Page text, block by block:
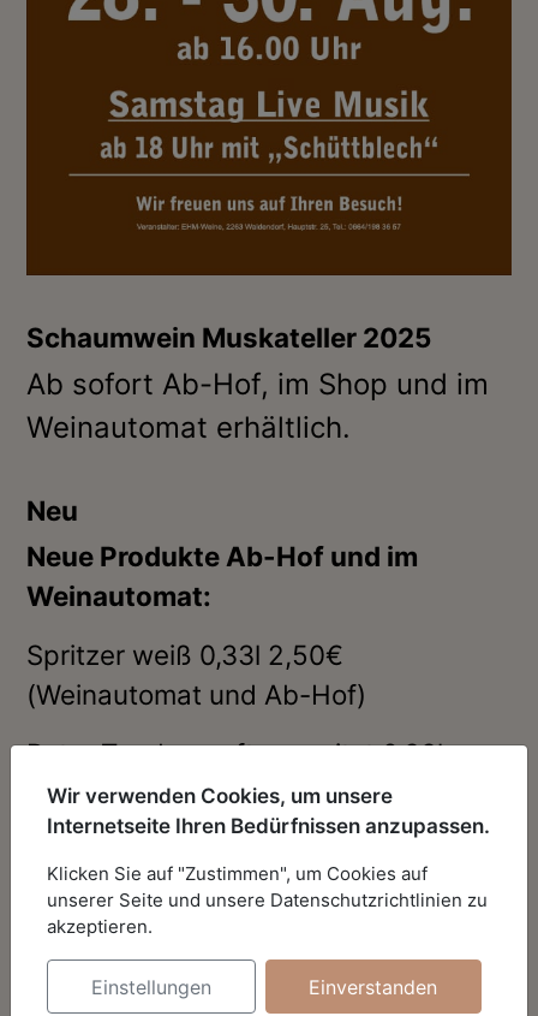
Schaumwein Muskateller 2025
Ab sofort Ab-Hof, im Shop und im
Weinautomat erhältlich.
Neu
Neue Produkte Ab-Hof und im
Weinautomat:
Spritzer weiß 0,33l 2,50€
(Weinautomat und Ab-Hof)
Roter Traubensaft gespritzt 0,33l
2,50€ (Weinautomat und Ab-Hof)
Ab-Hof)
27,50€ (nur Ab-Hof)
Wir verwenden Cookies, um unsere
Internetseite Ihren Bedürfnissen anzupassen.
Klicken Sie auf "Zustimmen", um Cookies auf
unserer Seite und unsere Datenschutzrichtlinien zu
akzeptieren.
Einstellungen Einverstanden